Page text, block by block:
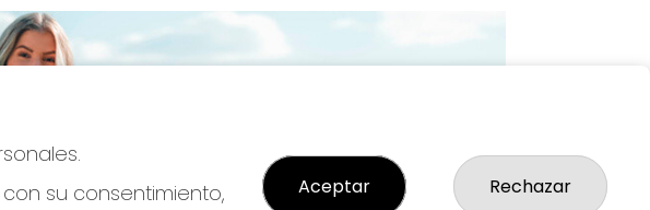
su consentimiento,
Aceptar Rechazar